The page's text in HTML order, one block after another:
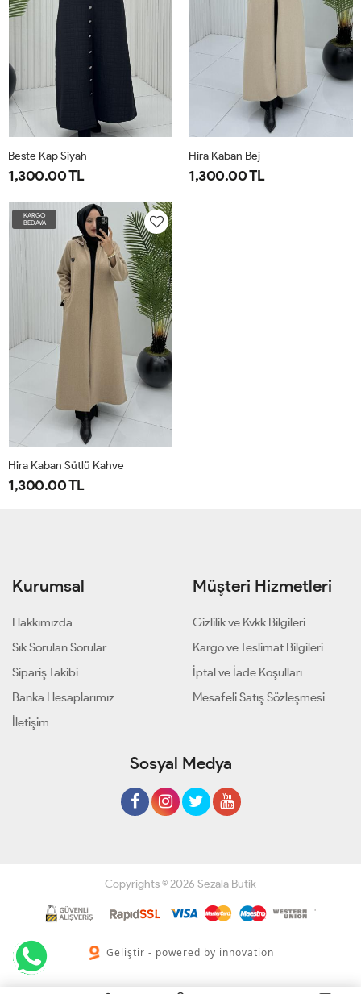
42 44 46 48 50 52
Beste Kap Siyah
1,300.00 TL
Hira Kaban Bej
1,300.00 TL
KARGO
BEDAVA
Hira Kaban Sütlü Kahve
1,300.00 TL
Kurumsal
Hakkımızda
Sık Sorulan Sorular
Sipariş Takibi
Banka Hesaplarımız
İletişim
Müşteri Hizmetleri
Gizlilik ve Kvkk Bilgileri
Kargo ve Teslimat Bilgileri
İptal ve İade Koşulları
Mesafeli Satış Sözleşmesi
Sosyal Medya
Copyrights © 2026 Sezala Butik
Geliştir - powered by innovation